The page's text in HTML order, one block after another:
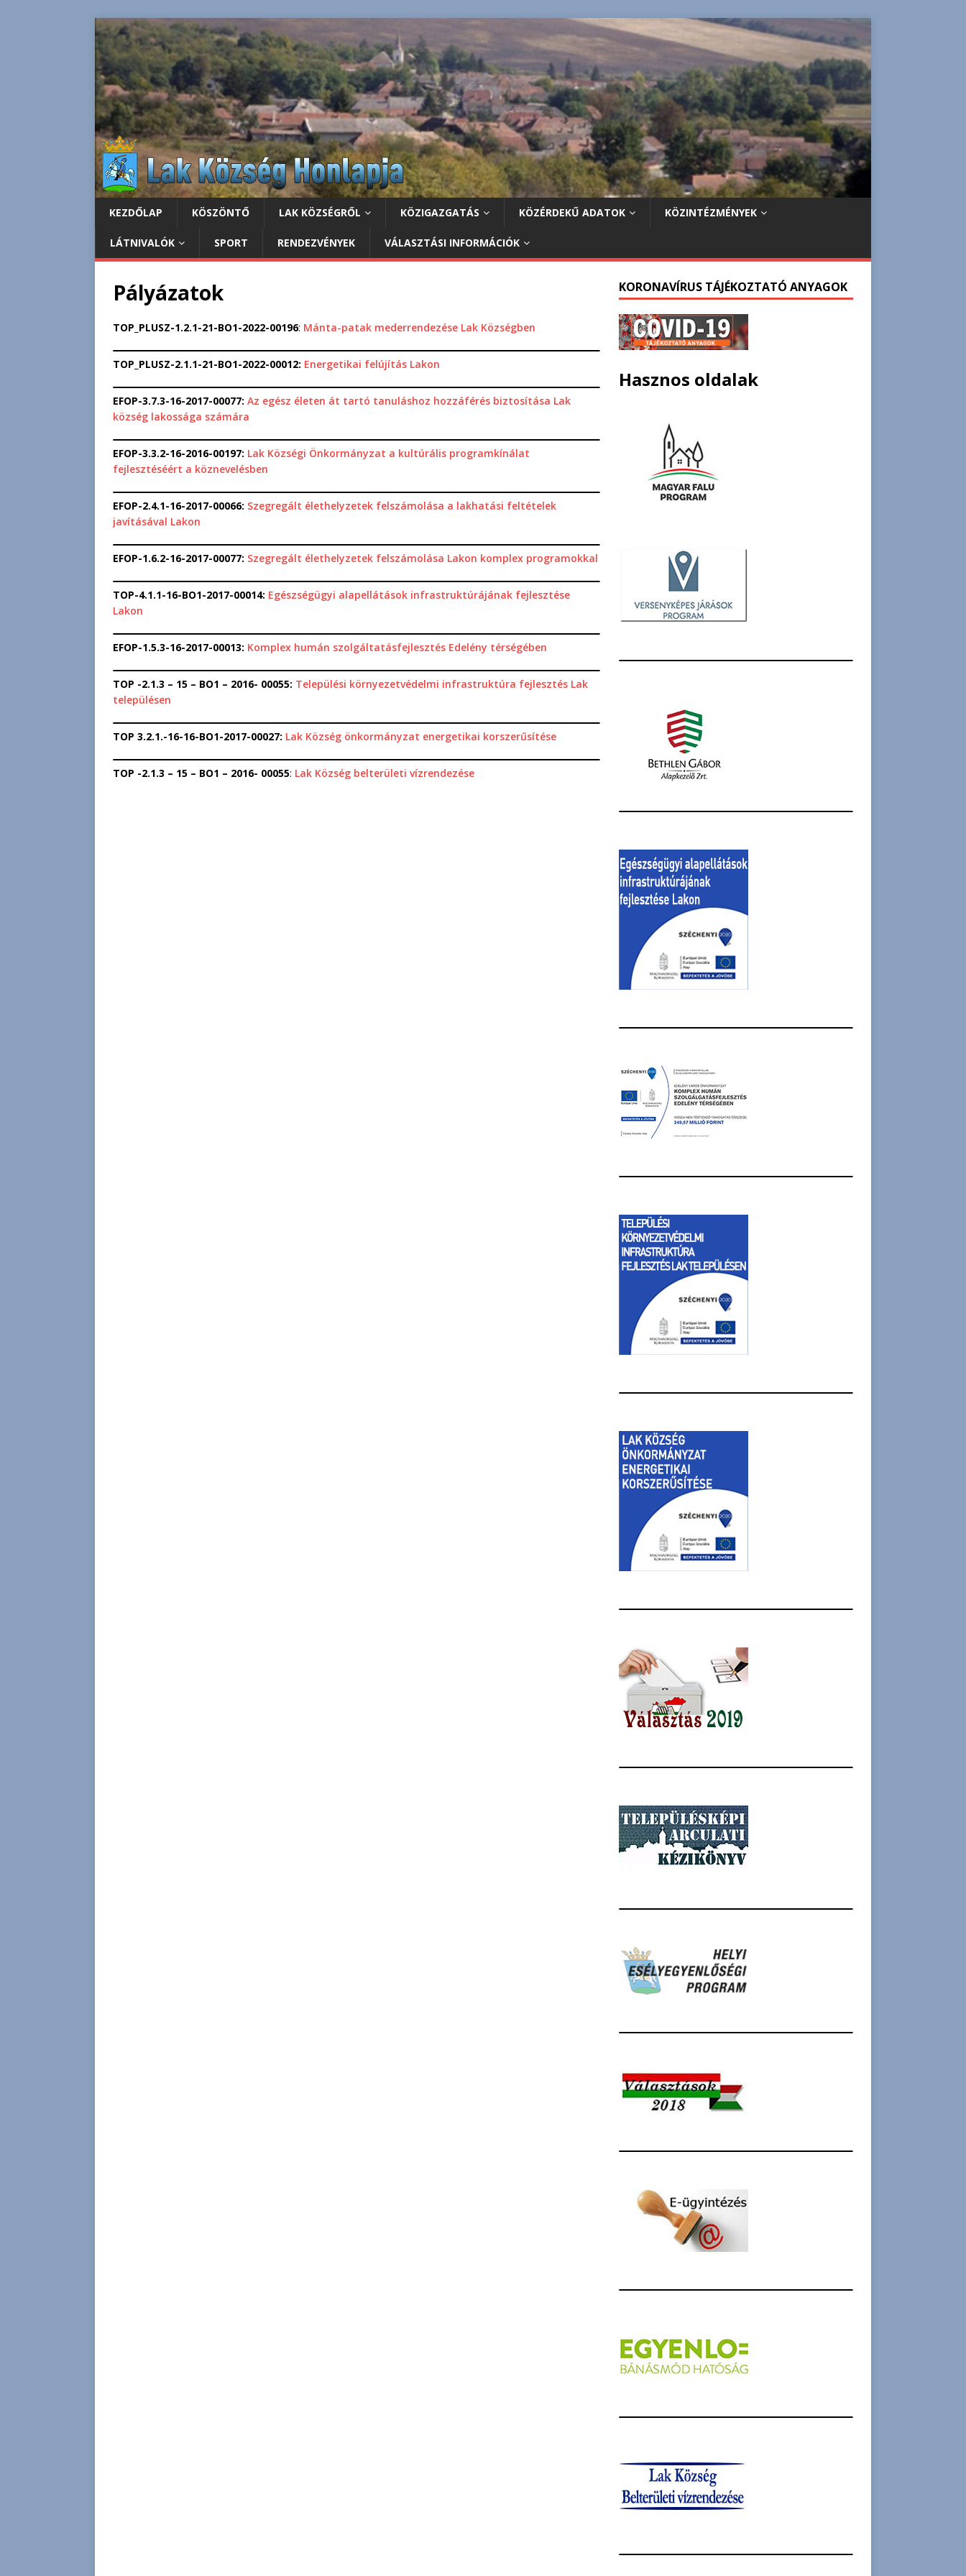
KEZDŐLAP KÖSZÖNTŐ LAK KÖZSÉGRŐL KÖZIGAZGATÁS KÖZÉRDEKŰ ADATOK KÖZINTÉZMÉNYEK
LÁTNIVALÓK SPORT RENDEZVÉNYEK VÁLASZTÁSI INFORMÁCIÓK
Pályázatok
TOP_PLUSZ-1.2.1-21-BO1-2022-00196: Mánta-patak mederrendezése Lak Községben
TOP_PLUSZ-2.1.1-21-BO1-2022-00012: Energetikai felújítás Lakon
EFOP-3.7.3-16-2017-00077: Az egész életen át tartó tanuláshoz hozzáférés biztosítása Lak
község lakossága számára
EFOP-3.3.2-16-2016-00197: Lak Községi Önkormányzat a kultúrális programkínálat
fejlesztéséért a köznevelésben
EFOP-2.4.1-16-2017-00066: Szegregált élethelyzetek felszámolása a lakhatási feltételek
javításával Lakon
EFOP-1.6.2-16-2017-00077: Szegregált élethelyzetek felszámolása Lakon komplex programokkal
TOP-4.1.1-16-BO1-2017-00014: Egészségügyi alapellátások infrastruktúrájának fejlesztése
Lakon
EFOP-1.5.3-16-2017-00013: Komplex humán szolgáltatásfejlesztés Edelény térségében
TOP -2.1.3 – 15 – BO1 – 2016- 00055: Települési környezetvédelmi infrastruktúra fejlesztés Lak
településen
TOP 3.2.1.-16-16-BO1-2017-00027: Lak Község önkormányzat energetikai korszerűsítése
TOP -2.1.3 – 15 – BO1 – 2016- 00055: Lak Község belterületi vízrendezése
KORONAVÍRUS TÁJÉKOZTATÓ ANYAGOK
Hasznos oldalak